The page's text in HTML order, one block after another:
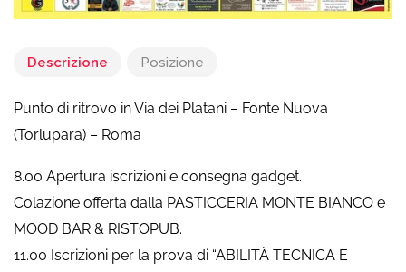
Descrizione Posizione
Punto di ritrovo in Via dei Platani – Fonte Nuova
(Torlupara) – Roma
8.00 Apertura iscrizioni e consegna gadget.
Colazione offerta dalla PASTICCERIA MONTE BIANCO e
MOOD BAR & RISTOPUB.
11.00 Iscrizioni per la prova di “ABILITÀ TECNICA E